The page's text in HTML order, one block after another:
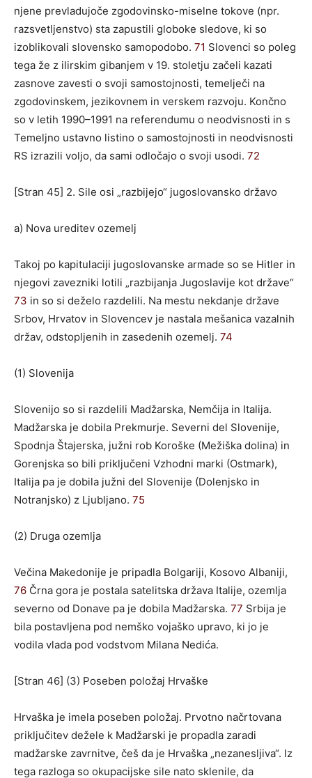
njene prevladujoče zgodovinsko-miselne tokove (npr.
razsvetljenstvo) sta zapustili globoke sledove, ki so
izoblikovali slovensko samopodobo. 71 Slovenci so poleg
tega že z ilirskim gibanjem v 19. stoletju začeli kazati
zasnove zavesti o svoji samostojnosti, temelječi na
zgodovinskem, jezikovnem in verskem razvoju. Končno
so v letih 1990–1991 na referendumu o neodvisnosti in s
Temeljno ustavno listino o samostojnosti in neodvisnosti
RS izrazili voljo, da sami odločajo o svoji usodi. 72
[Stran 45] 2. Sile osi „razbijejo“ jugoslovansko državo
a) Nova ureditev ozemelj
Takoj po kapitulaciji jugoslovanske armade so se Hitler in
njegovi zavezniki lotili „razbijanja Jugoslavije kot države“
73 in so si deželo razdelili. Na mestu nekdanje države
Srbov, Hrvatov in Slovencev je nastala mešanica vazalnih
držav, odstopljenih in zasedenih ozemelj. 74
(1) Slovenija
Slovenijo so si razdelili Madžarska, Nemčija in Italija.
Madžarska je dobila Prekmurje. Severni del Slovenije,
Spodnja Štajerska, južni rob Koroške (Mežiška dolina) in
Gorenjska so bili priključeni Vzhodni marki (Ostmark),
Italija pa je dobila južni del Slovenije (Dolenjsko in
Notranjsko) z Ljubljano. 75
(2) Druga ozemlja
Večina Makedonije je pripadla Bolgariji, Kosovo Albaniji,
76 Črna gora je postala satelitska država Italije, ozemlja
severno od Donave pa je dobila Madžarska. 77 Srbija je
bila postavljena pod nemško vojaško upravo, ki jo je
vodila vlada pod vodstvom Milana Nedića.
[Stran 46] (3) Poseben položaj Hrvaške
Hrvaška je imela poseben položaj. Prvotno načrtovana
priključitev dežele k Madžarski je propadla zaradi
madžarske zavrnitve, češ da je Hrvaška „nezanesljiva“. Iz
tega razloga so okupacijske sile nato sklenile, da